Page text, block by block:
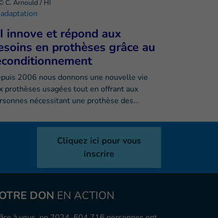
C. Arnould / HI
innove et répond aux
en prothèses grâce au
2006 nous donnons une nouvelle vie
prothèses usagées tout en offrant aux
nécessitant une prothèse des…
Cliquez ici pour vous
inscrire
DON EN ACTION